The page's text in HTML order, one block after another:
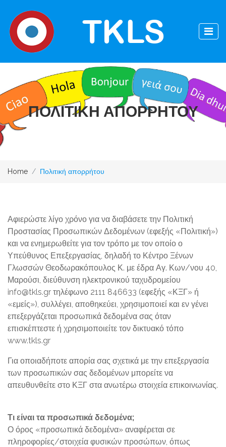
TKLS
ΠΟΛΙΤΙΚΗ ΑΠΟΡΡΗΤΟΥ
Home Πολιτική απορρήτου
Αφιερώστε λίγο χρόνο για να διαβάσετε την Πολιτική
Προστασίας Προσωπικών Δεδομένων (εφεξής «Πολιτική»)
και να ενημερωθείτε για τον τρόπο με τον οποίο ο
Υπεύθυνος Επεξεργασίας, δηλαδή το Κέντρο Ξένων
Γλωσσών Θεοδωρακόπουλος Κ. με έδρα Αγ. Κων/νου 40,
Μαρούσι, διεύθυνση ηλεκτρονικού ταχυδρομείου
info@tkls.gr τηλέφωνο 2111 846633 (εφεξής «ΚΞΓ» ή
«εμείς»), συλλέγει, αποθηκεύει, χρησιμοποιεί και εν γένει
επεξεργάζεται προσωπικά δεδομένα σας όταν
επισκέπτεστε ή χρησιμοποιείτε τον δικτυακό τόπο
www.tkls.gr
Για οποιαδήποτε απορία σας σχετικά με την επεξεργασία
των προσωπικών σας δεδομένων μπορείτε να
απευθυνθείτε στο ΚΞΓ στα ανωτέρω στοιχεία επικοινωνίας.
Τι είναι τα προσωπικά δεδομένα;
Ο όρος «προσωπικά δεδομένα» αναφέρεται σε
πληροφορίες/στοιχεία φυσικών προσώπων, όπως